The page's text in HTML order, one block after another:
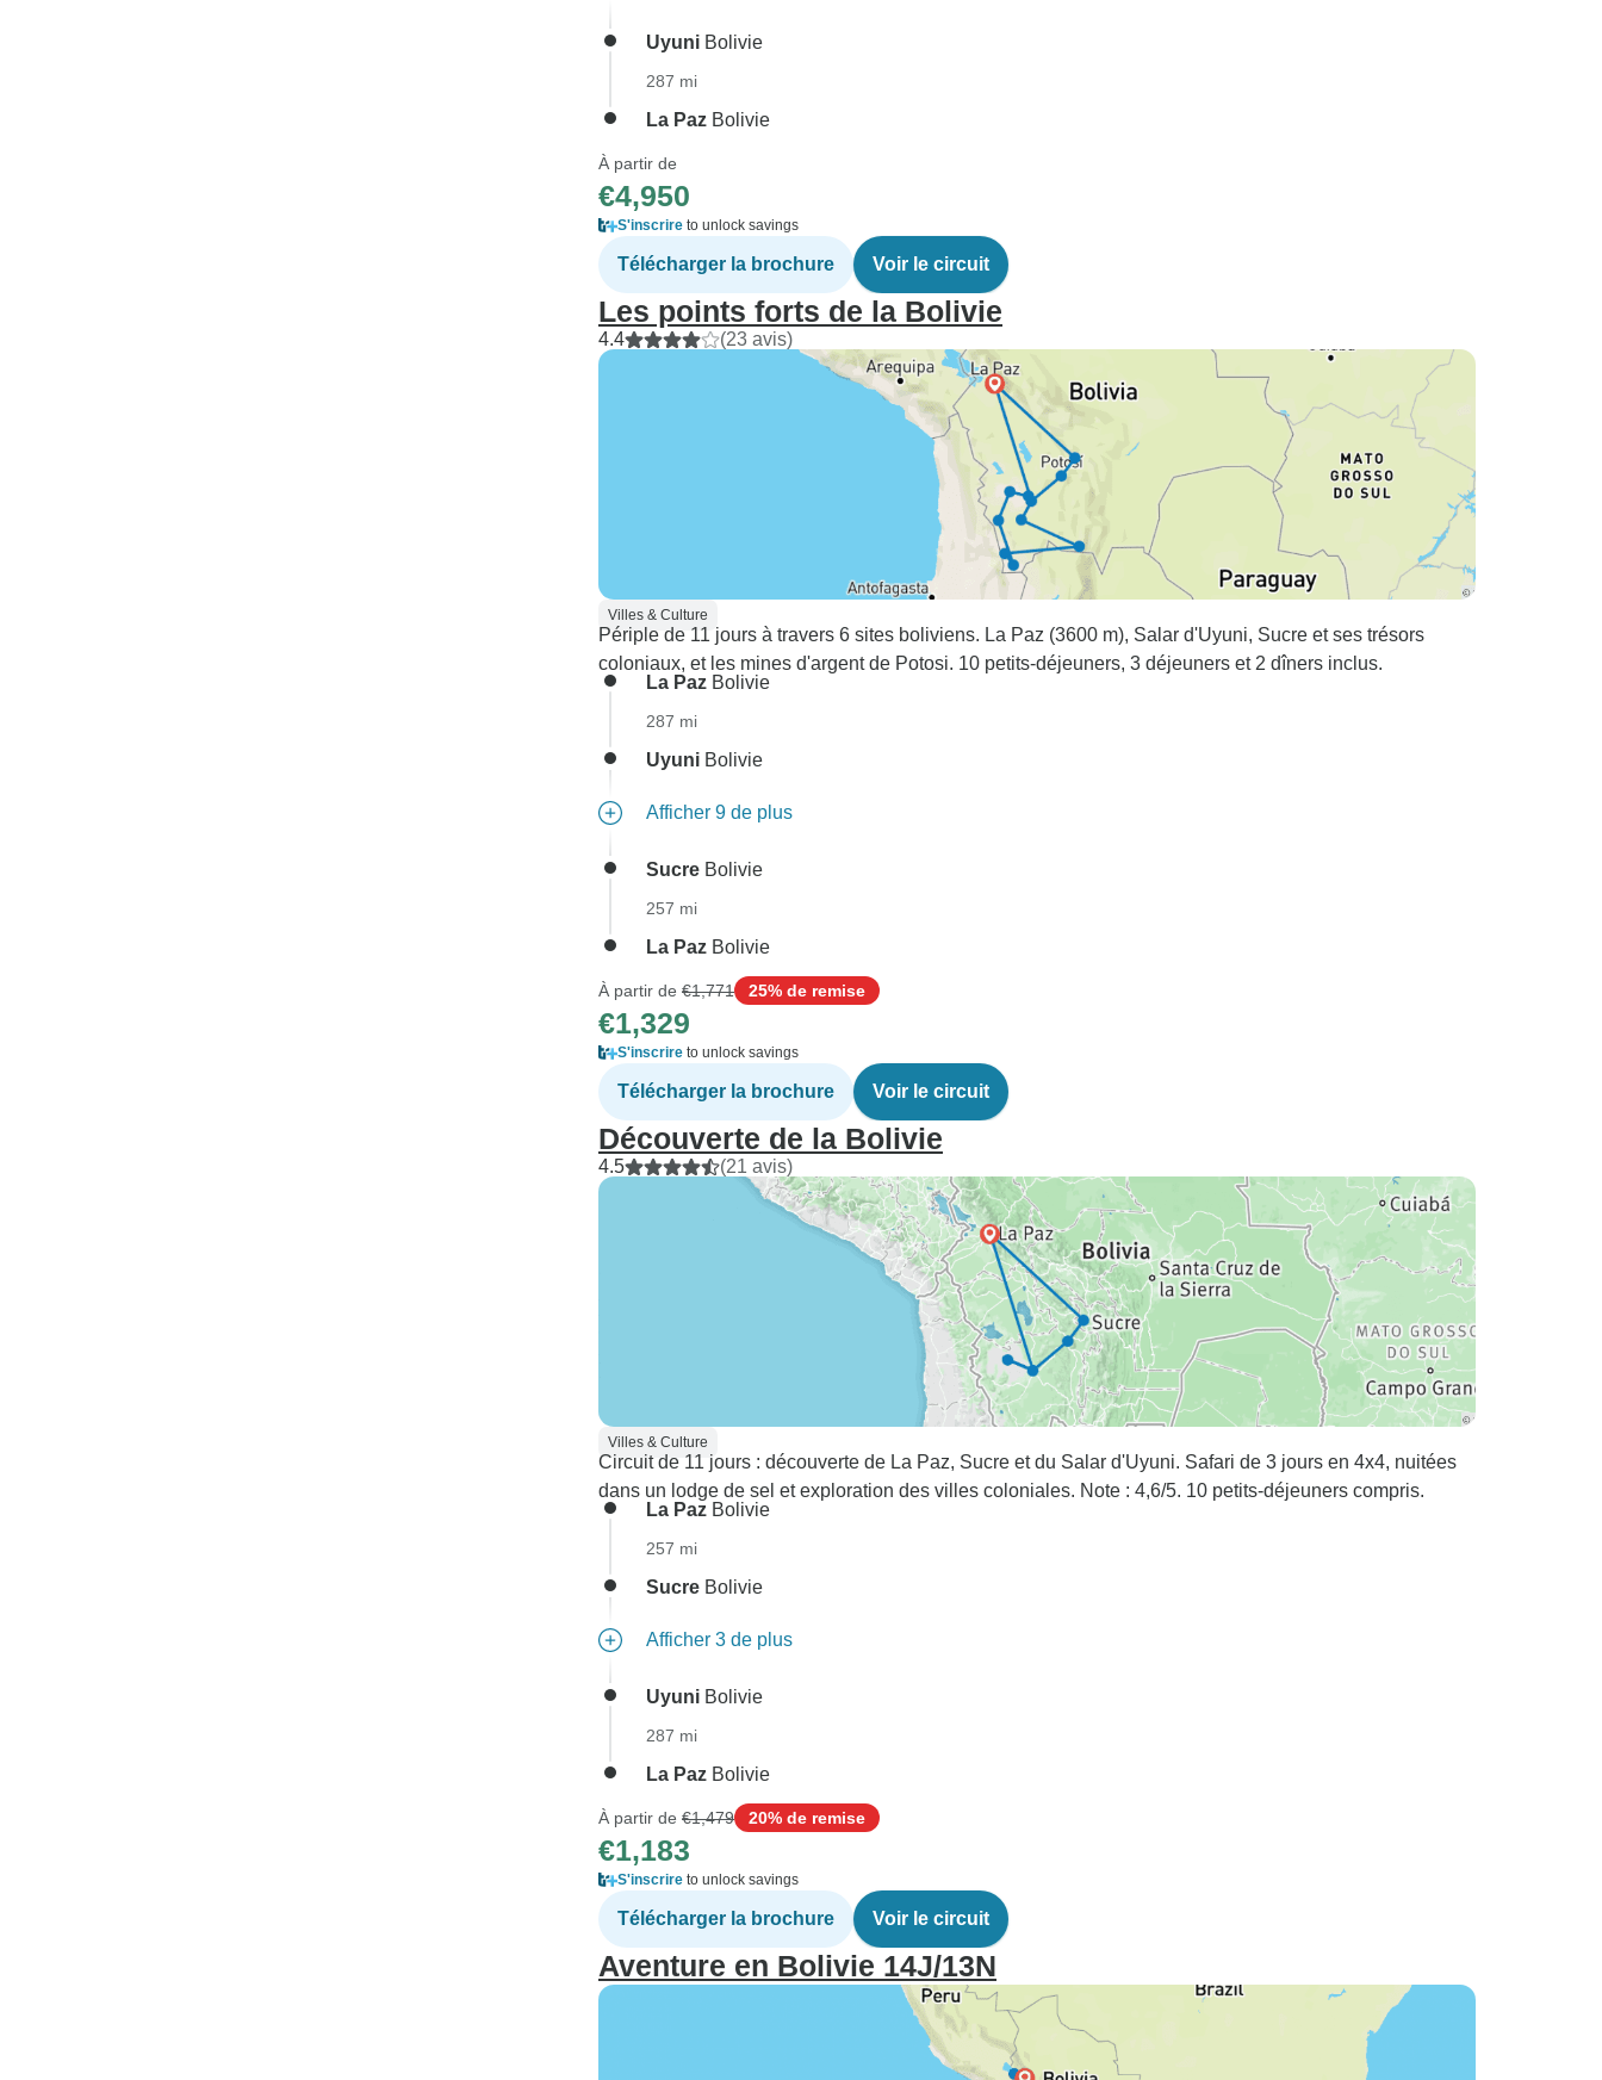
Uyuni Bolivie
287 mi
La Paz Bolivie
À partir de
€4,950
S'inscrire to unlock savings
Télécharger la brochure Voir le circuit
Les points forts de la Bolivie
4.4 (23 avis)
Villes & Culture
Périple de 11 jours à travers 6 sites boliviens. La Paz (3600 m), Salar d'Uyuni, Sucre et ses trésors
coloniaux, et les mines d'argent de Potosi. 10 petits-déjeuners, 3 déjeuners et 2 dîners inclus.
La Paz Bolivie
287 mi
Uyuni Bolivie
Afficher 9 de plus
Sucre Bolivie
257 mi
La Paz Bolivie
À partir de €1,771 25% de remise
€1,329
S'inscrire to unlock savings
Télécharger la brochure Voir le circuit
Découverte de la Bolivie
4.5 (21 avis)
Villes & Culture
Circuit de 11 jours : découverte de La Paz, Sucre et du Salar d'Uyuni. Safari de 3 jours en 4x4, nuitées
dans un lodge de sel et exploration des villes coloniales. Note : 4,6/5. 10 petits-déjeuners compris.
La Paz Bolivie
257 mi
Sucre Bolivie
Afficher 3 de plus
Uyuni Bolivie
287 mi
La Paz Bolivie
À partir de €1,479 20% de remise
€1,183
S'inscrire to unlock savings
Télécharger la brochure Voir le circuit
Aventure en Bolivie 14J/13N